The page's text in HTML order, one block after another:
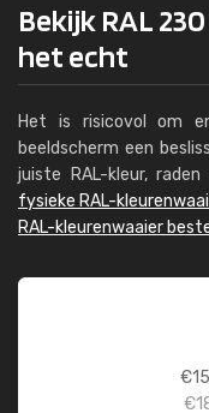
Bekijk RAL
het echt
Het is risicovol om
beeldscherm een
juiste RAL-kleur,
fysieke RAL-
RAL-kleurenwaaier
€
€